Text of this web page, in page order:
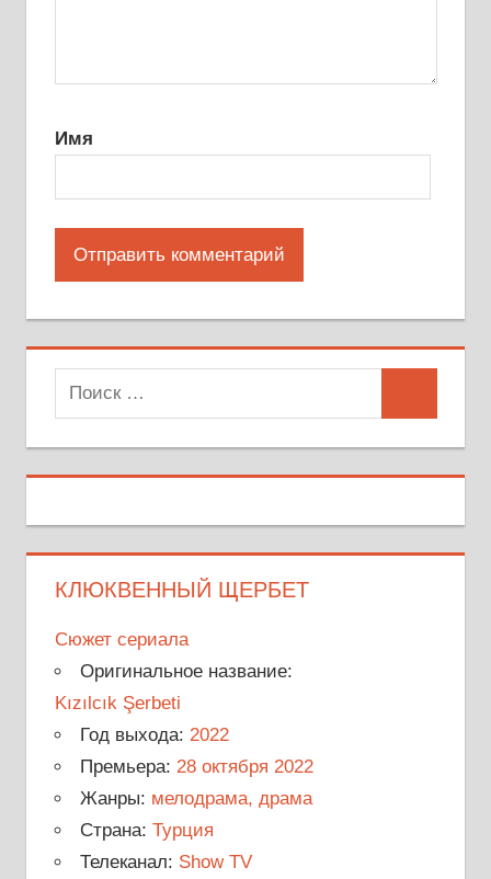
Имя
Поиск
для:
КЛЮКВЕННЫЙ ЩЕРБЕТ
Сюжет сериала
Оригинальное название:
Kızılcık Şerbeti
Год выхода: 2022
Премьера: 28 октября 2022
Жанры: мелодрама, драма
Страна: Турция
Телеканал: Show TV